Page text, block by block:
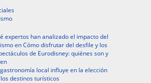
expertos han analizado el impacto del
en Cómo disfrutar del desfile y los
de Eurodisney: quiénes son y
local influye en la elección
destinos turísticos